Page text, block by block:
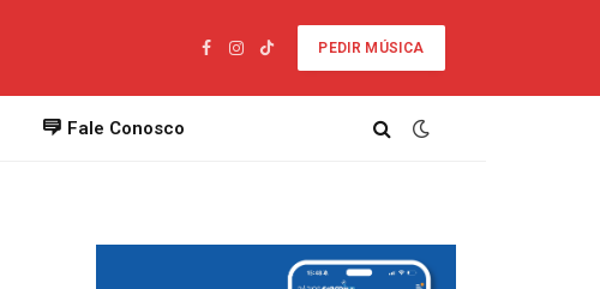
Facebook
Instagram
TikTok
PEDIR MÚSICA
Fale Conosco